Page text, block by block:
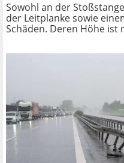
Sowohl an der
der Leitplanke sowie
Schäden. Deren Höhe